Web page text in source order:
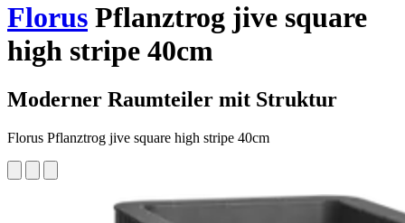
Florus Pflanztrog jive square
high stripe 40cm
Moderner Raumteiler mit Struktur
Florus Pflanztrog jive square high stripe 40cm